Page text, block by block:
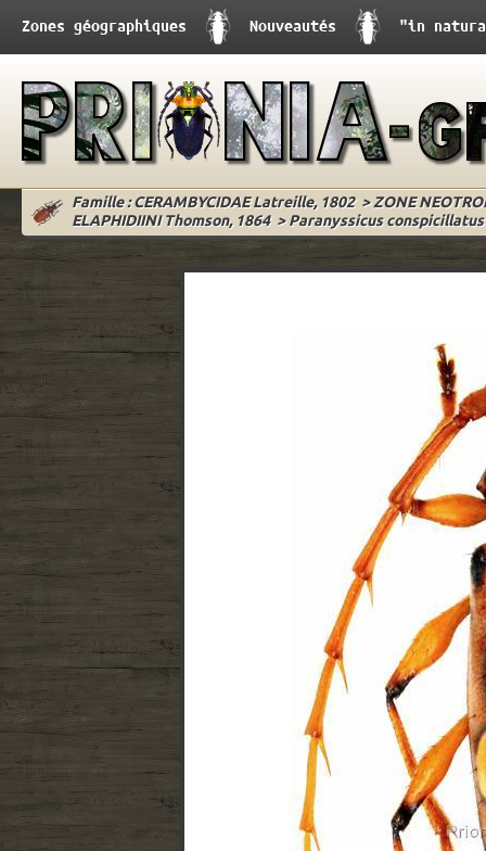
Zones géographiques Nouveautés "in
Famille : CERAMBYCIDAE Latreille, 1802>ZONE
ELAPHIDIINI Thomson, 1864>Paranyssicus